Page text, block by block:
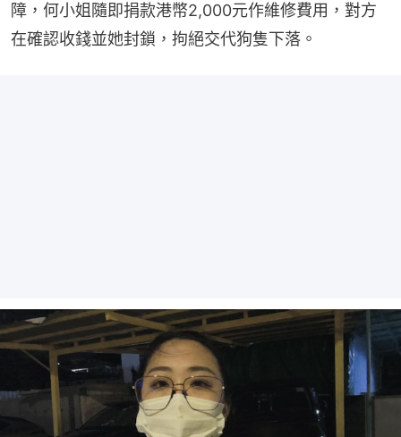
障，何小姐隨即捐款港幣2,000元作維修費用，對方
在確認收錢並她封鎖，拘絕交代狗隻下落。